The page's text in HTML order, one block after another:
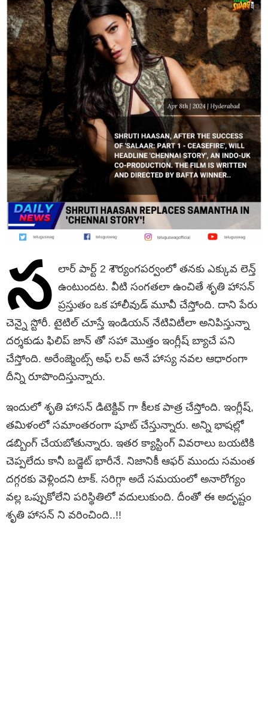
స లార్ పార్ట్ 2 శౌర్యంగపర్వంలో తనకు ఎక్కువ లెన్త్
ఉంటుందట. వీటి సంగతలా ఉంచితే శృతి హాసన్
ప్రస్తుతం ఒక హాలీవుడ్ మూవీ చేస్తోంది. దాని పేరు
చెన్నై స్టోరీ. టైటిల్ చూస్తే ఇండియన్ నేటివిటీలా అనిపిస్తున్నా
దర్శకుడు ఫిలిప్ జాన్ తో సహా మొత్తం ఇంగ్లీష్ బ్యాచే పని
చేస్తోంది. అరేంజ్మెంట్స్ అఫ్ లవ్ అనే హాస్య నవల ఆధారంగా
దీన్ని రూపొందిస్తున్నారు.
ఇందులో శృతి హాసన్ డిటెక్టివ్ గా కీలక పాత్ర చేస్తోంది. ఇంగ్లీష్,
తమిళంలో సమాంతరంగా షూట్ చేస్తున్నారు. అన్ని భాషల్లో
డబ్బింగ్ చేయబోతున్నారు. ఇతర క్యాస్టింగ్ వివరాలు బయటికి
చెప్పలేదు కానీ బడ్జెట్ భారీనే. నిజానికీ ఆఫర్ ముందు సమంత
దగ్గరకు వెళ్లిందని టాక్. సరిగ్గా అదే సమయంలో అనారోగ్యం
వల్ల ఒప్పుకోలేని పరిస్థితిలో వదులుకుంది. దీంతో ఈ అదృష్టం
శృతి హాసన్ ని వరించింది..!!